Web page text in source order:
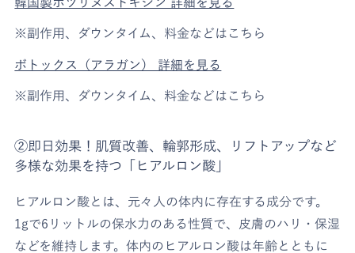
※副作用、ダウンタイム、料金などはこちら
ボトックス（アラガン） 詳細を見る
※副作用、ダウンタイム、料金などはこちら
②即日効果！肌質改善、輪郭形成、リフトアップなど
多様な効果を持つ「ヒアルロン酸」
ヒアルロン酸とは、元々人の体内に存在する成分です。
1gで6リットルの保水力のある性質で、皮膚のハリ・保湿
などを維持します。体内のヒアルロン酸は年齢とともに